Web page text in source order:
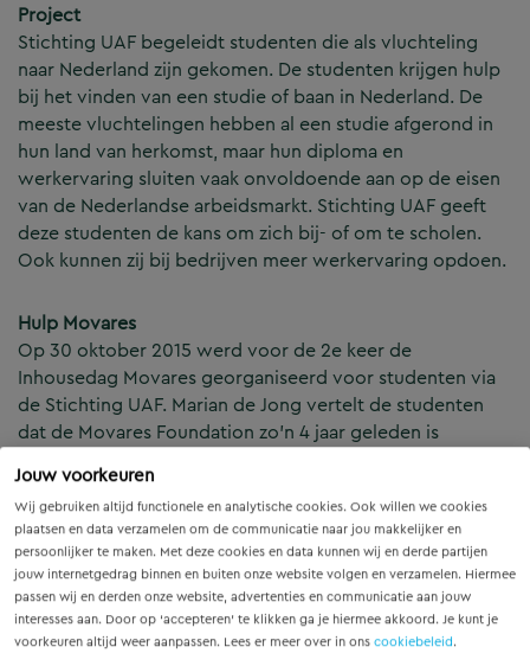
Jouw voorkeuren
Wij gebruiken altijd functionele en analytische cookies. Ook willen we cookies
plaatsen en data verzamelen om de communicatie naar jou makkelijker en
persoonlijker te maken. Met deze cookies en data kunnen wij en derde partijen
jouw internetgedrag binnen en buiten onze website volgen en verzamelen. Hiermee
passen wij en derden onze website, advertenties en communicatie aan jouw
interesses aan. Door op ‘accepteren’ te klikken ga je hiermee akkoord. Je kunt je
voorkeuren altijd weer aanpassen. Lees er meer over in ons cookiebeleid.
Project
Stichting UAF begeleidt studenten die als vluchteling
naar Nederland zijn gekomen. De studenten krijgen hulp
bij het vinden van een studie of baan in Nederland. De
meeste vluchtelingen hebben al een studie afgerond in
hun land van herkomst, maar hun diploma en
werkervaring sluiten vaak onvoldoende aan op de eisen
van de Nederlandse arbeidsmarkt. Stichting UAF geeft
deze studenten de kans om zich bij- of om te scholen.
Ook kunnen zij bij bedrijven meer werkervaring opdoen.
Hulp Movares
Op 30 oktober 2015 werd voor de 2e keer de
Inhousedag Movares georganiseerd voor studenten via
de Stichting UAF. Marian de Jong vertelt de studenten
dat de Movares Foundation zo’n 4 jaar geleden is
betrokkenheid te vergroten. In dit kader biedt Movares
studenten de mogelijkheid zich aan te melden voor een
werkervaringsplek. Per jaar worden 3
werkervaringsplekken beschikbaar gesteld, met de duur
van een ½ jaar. Positief te melden is, dat tijdens de
laatste looptijd 2 medewerkers voortijdig vertrokken
zijn, omdat zij – mede door de opgedane ervaring binnen